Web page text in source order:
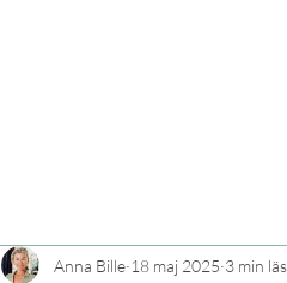
Anna Bille 18 maj 2025 3 min